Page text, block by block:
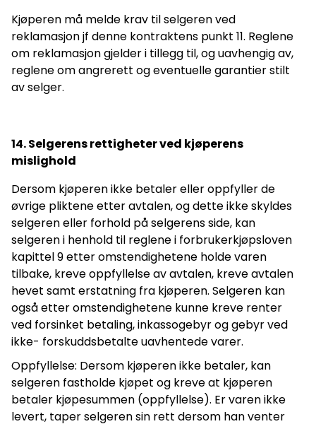
Kjøperen må melde krav til selgeren ved
reklamasjon jf denne kontraktens punkt 11. Reglene
om reklamasjon gjelder i tillegg til, og uavhengig av,
reglene om angrerett og eventuelle garantier stilt
av selger.
14. Selgerens rettigheter ved kjøperens
mislighold
Dersom kjøperen ikke betaler eller oppfyller de
øvrige pliktene etter avtalen, og dette ikke skyldes
selgeren eller forhold på selgerens side, kan
selgeren i henhold til reglene i forbrukerkjøpsloven
kapittel 9 etter omstendighetene holde varen
tilbake, kreve oppfyllelse av avtalen, kreve avtalen
hevet samt erstatning fra kjøperen. Selgeren kan
også etter omstendighetene kunne kreve renter
ved forsinket betaling, inkassogebyr og gebyr ved
ikke- forskuddsbetalte uavhentede varer.
Oppfyllelse: Dersom kjøperen ikke betaler, kan
selgeren fastholde kjøpet og kreve at kjøperen
betaler kjøpesummen (oppfyllelse). Er varen ikke
levert, taper selgeren sin rett dersom han venter